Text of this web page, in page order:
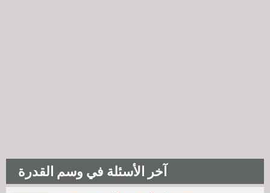
آخر الأسئلة في وسم القدرة